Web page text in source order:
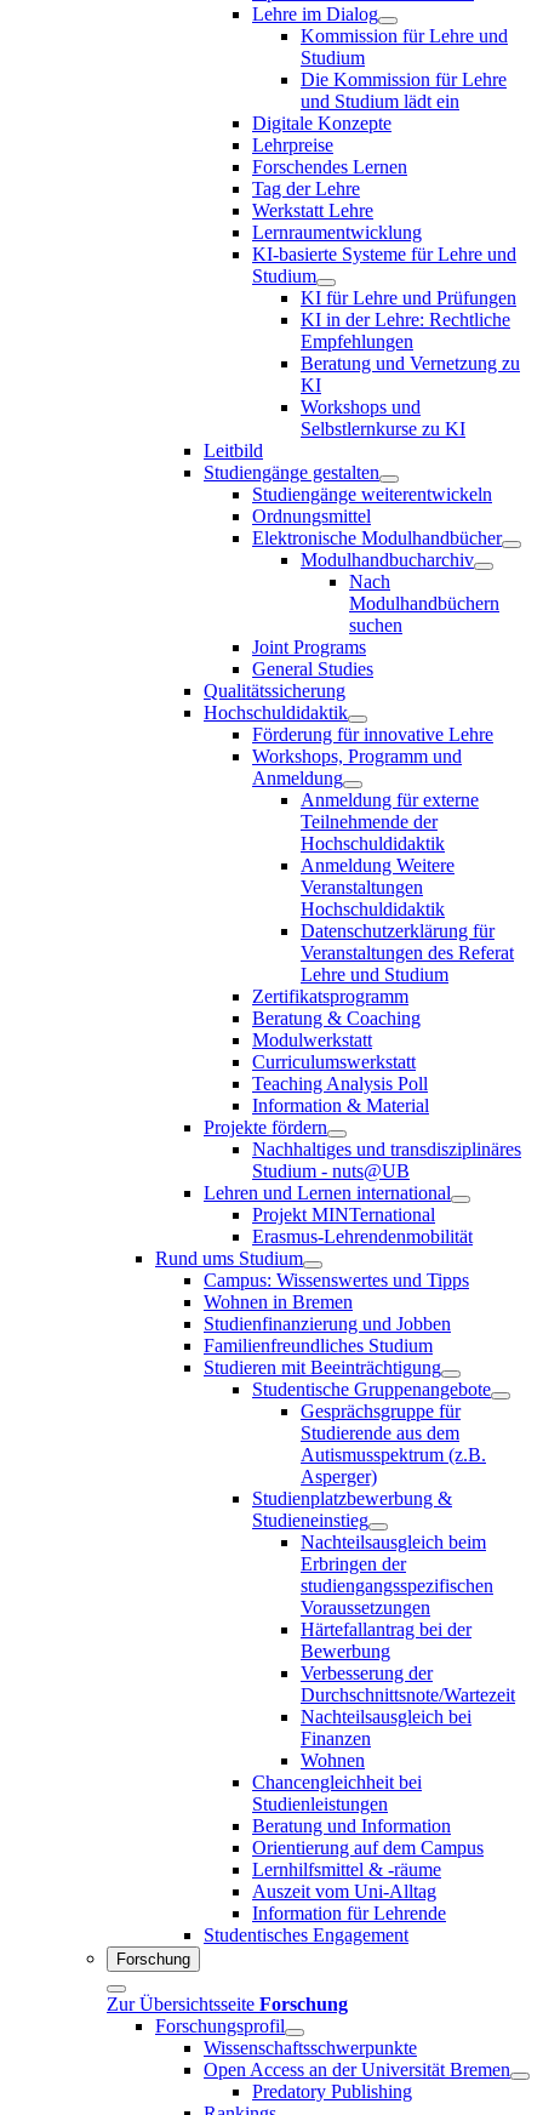
Lehre im Dialog
Kommission für Lehre und
Studium
Die Kommission für Lehre
und Studium lädt ein
Digitale Konzepte
Lehrpreise
Forschendes Lernen
Tag der Lehre
Werkstatt Lehre
Lernraumentwicklung
KI-basierte Systeme für Lehre und
Studium
KI für Lehre und Prüfungen
KI in der Lehre: Rechtliche
Empfehlungen
Beratung und Vernetzung zu
KI
Workshops und
Selbstlernkurse zu KI
Leitbild
Studiengänge gestalten
Studiengänge weiterentwickeln
Ordnungsmittel
Elektronische Modulhandbücher
Modulhandbucharchiv
Nach
Modulhandbüchern
suchen
Joint Programs
General Studies
Qualitätssicherung
Hochschuldidaktik
Förderung für innovative Lehre
Workshops, Programm und
Anmeldung
Anmeldung für externe
Teilnehmende der
Hochschuldidaktik
Anmeldung Weitere
Veranstaltungen
Hochschuldidaktik
Datenschutzerklärung für
Veranstaltungen des Referat
Lehre und Studium
Zertifikatsprogramm
Beratung & Coaching
Modulwerkstatt
Curriculumswerkstatt
Teaching Analysis Poll
Information & Material
Projekte fördern
Nachhaltiges und transdisziplinäres
Studium - nuts@UB
Lehren und Lernen international
Projekt MINTernational
Erasmus-Lehrendenmobilität
Rund ums Studium
Campus: Wissenswertes und Tipps
Wohnen in Bremen
Studienfinanzierung und Jobben
Familienfreundliches Studium
Studieren mit Beeinträchtigung
Studentische Gruppenangebote
Gesprächsgruppe für
Studierende aus dem
Autismusspektrum (z.B.
Asperger)
Studienplatzbewerbung &
Studieneinstieg
Nachteilsausgleich beim
Erbringen der
studiengangsspezifischen
Voraussetzungen
Härtefallantrag bei der
Bewerbung
Verbesserung der
Durchschnittsnote/Wartezeit
Nachteilsausgleich bei
Finanzen
Wohnen
Chancengleichheit bei
Studienleistungen
Beratung und Information
Orientierung auf dem Campus
Lernhilfsmittel & -räume
Auszeit vom Uni-Alltag
Information für Lehrende
Studentisches Engagement
Forschung
Zur Übersichtsseite Forschung
Forschungsprofil
Wissenschaftsschwerpunkte
Open Access an der Universität Bremen
Predatory Publishing